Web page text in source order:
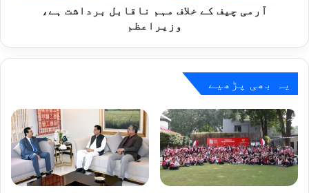
آرمی چیف کے خلاف مہم ناقابل برداشت ہے،
وزیراعظم
یہ بھی پڑھیے